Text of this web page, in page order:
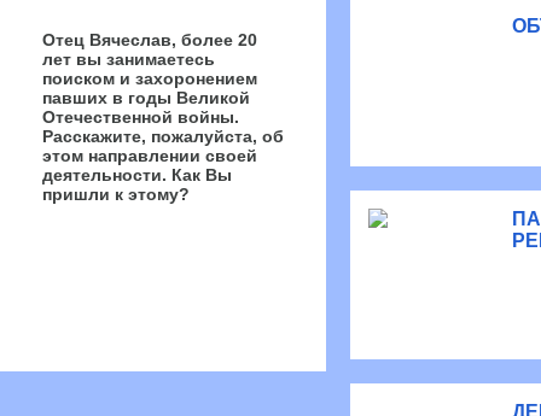
Отец Вячеслав, более 20
лет вы занимаетесь
поиском и захоронением
павших в годы Великой
Отечественной войны.
Расскажите, пожалуйста, об
этом направлении своей
деятельности. Как Вы
пришли к этому?